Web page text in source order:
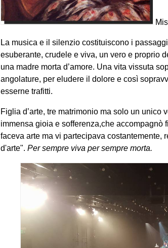
La musica e il silenzio costituiscono i
esuberante, crudele e viva, un vero e proprio
una madre morta d’amore. Una vita vissuta
angolature, per eludere il dolore e così
esserne trafitti.
Figlia d’arte, tre matrimonio ma solo un unico
immensa gioia e sofferenza,che
faceva arte ma vi partecipava costantemente,
d'arte". Per sempre viva per sempre morta.